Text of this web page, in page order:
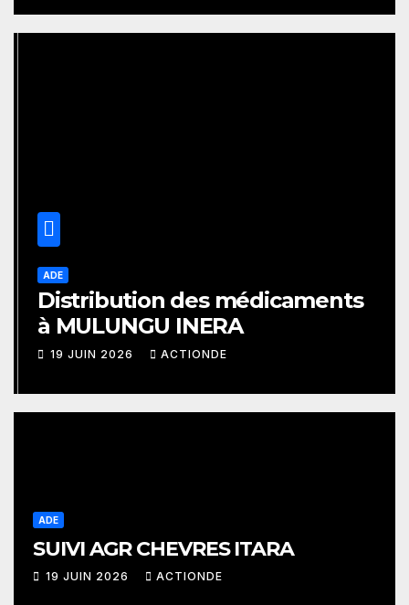
ADE
Distribution des médicaments
à MULUNGU INERA
19 JUIN 2026 ACTIONDE
ADE
SUIVI AGR CHEVRES ITARA
19 JUIN 2026 ACTIONDE